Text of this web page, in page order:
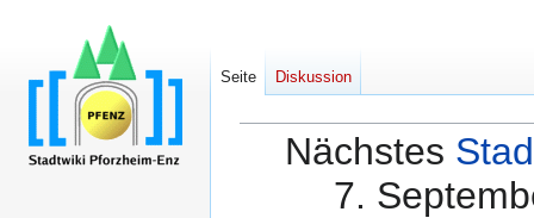
Nächstes
7.
Seite Diskussion